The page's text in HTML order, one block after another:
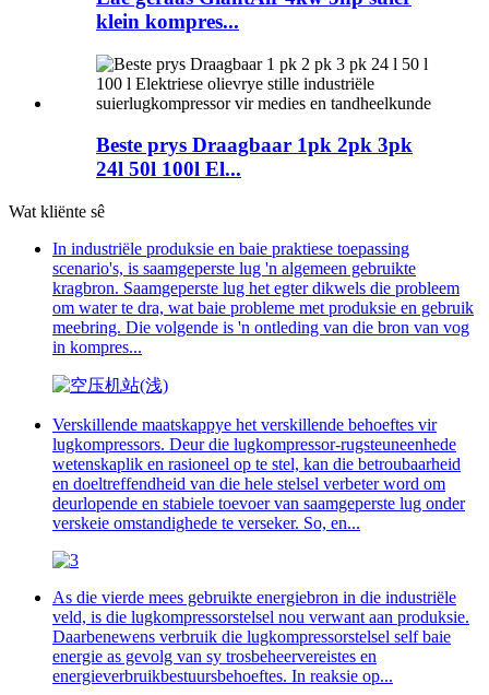
klein kompres...
Beste prys Draagbaar 1pk 2pk 3pk
24l 50l 100l El...
Wat kliënte sê
In industriële produksie en baie praktiese toepassing
scenario's, is saamgeperste lug 'n algemeen gebruikte
kragbron. Saamgeperste lug het egter dikwels die probleem
om water te dra, wat baie probleme met produksie en gebruik
meebring. Die volgende is 'n ontleding van die bron van vog
in kompres...
Verskillende maatskappye het verskillende behoeftes vir
lugkompressors. Deur die lugkompressor-rugsteuneenhede
wetenskaplik en rasioneel op te stel, kan die betroubaarheid
en doeltreffendheid van die hele stelsel verbeter word om
deurlopende en stabiele toevoer van saamgeperste lug onder
verskeie omstandighede te verseker. So, en...
As die vierde mees gebruikte energiebron in die industriële
veld, is die lugkompressorstelsel nou verwant aan produksie.
Daarbenewens verbruik die lugkompressorstelsel self baie
energie as gevolg van sy trosbeheervereistes en
energieverbruikbestuursbehoeftes. In reaksie op...